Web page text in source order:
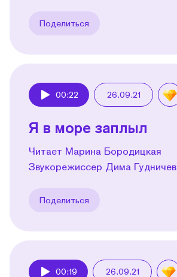
Поделиться
00:22 26.09.21
Я в море заплыл
Читает Марина Бородицкая
Звукорежиссер Дима Гудничев
Поделиться
00:19 26.09.21